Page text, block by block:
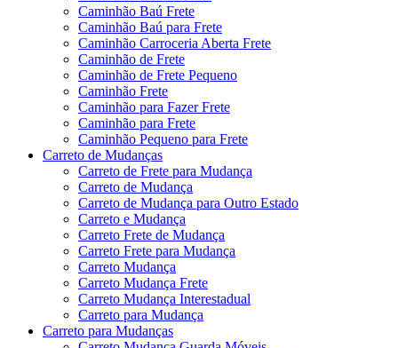
Caminhão Baú Frete
Caminhão Baú para Frete
Caminhão Carroceria Aberta Frete
Caminhão de Frete
Caminhão de Frete Pequeno
Caminhão Frete
Caminhão para Fazer Frete
Caminhão para Frete
Caminhão Pequeno para Frete
Carreto de Mudanças
Carreto de Frete para Mudança
Carreto de Mudança
Carreto de Mudança para Outro Estado
Carreto e Mudança
Carreto Frete de Mudança
Carreto Frete para Mudança
Carreto Mudança
Carreto Mudança Frete
Carreto Mudança Interestadual
Carreto para Mudança
Carreto para Mudanças